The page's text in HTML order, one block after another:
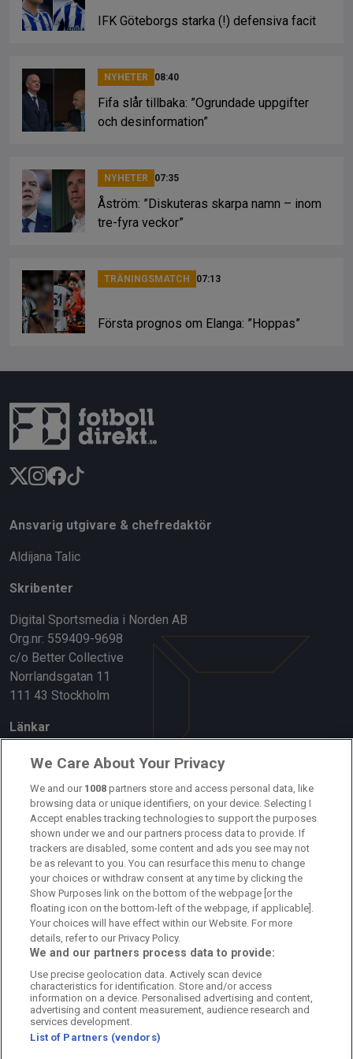
IFK Göteborgs starka (!) defensiva facit
NYHETER 08:40
Fifa slår tillbaka: ”Ogrundade uppgifter
och desinformation”
NYHETER 07:35
Åström: ”Diskuteras skarpa namn – inom
tre-fyra veckor”
TRÄNINGSMATCH 07:13
Första prognos om Elanga: ”Hoppas”
Ansvarig utgivare & chefredaktör
Aldijana Talic
Skribenter
Digital Sportsmedia i Norden AB
Org.nr: 559409-9698
c/o Better Collective
Norrlandsgatan 11
111 43 Stockholm
Länkar
Om oss
Kontakta oss
Kundtjänst
Sponsor: Rekatochklart
Annonsera på Fotbolldirekt
Redaktionell policy
Personuppgiftspolicy
Cookiepolicy
Arkiv
We Care About Your Privacy
We and our 1008 partners store and access personal data, like
browsing data or unique identifiers, on your device. Selecting I
Accept enables tracking technologies to support the purposes
shown under we and our partners process data to provide. If
trackers are disabled, some content and ads you see may not
be as relevant to you. You can resurface this menu to change
your choices or withdraw consent at any time by clicking the
Show Purposes link on the bottom of the webpage [or the
floating icon on the bottom-left of the webpage, if applicable].
Your choices will have effect within our Website. For more
details, refer to our Privacy Policy.
We and our partners process data to provide:
Use precise geolocation data. Actively scan device
characteristics for identification. Store and/or access
information on a device. Personalised advertising and content,
advertising and content measurement, audience research and
services development.
List of Partners (vendors)